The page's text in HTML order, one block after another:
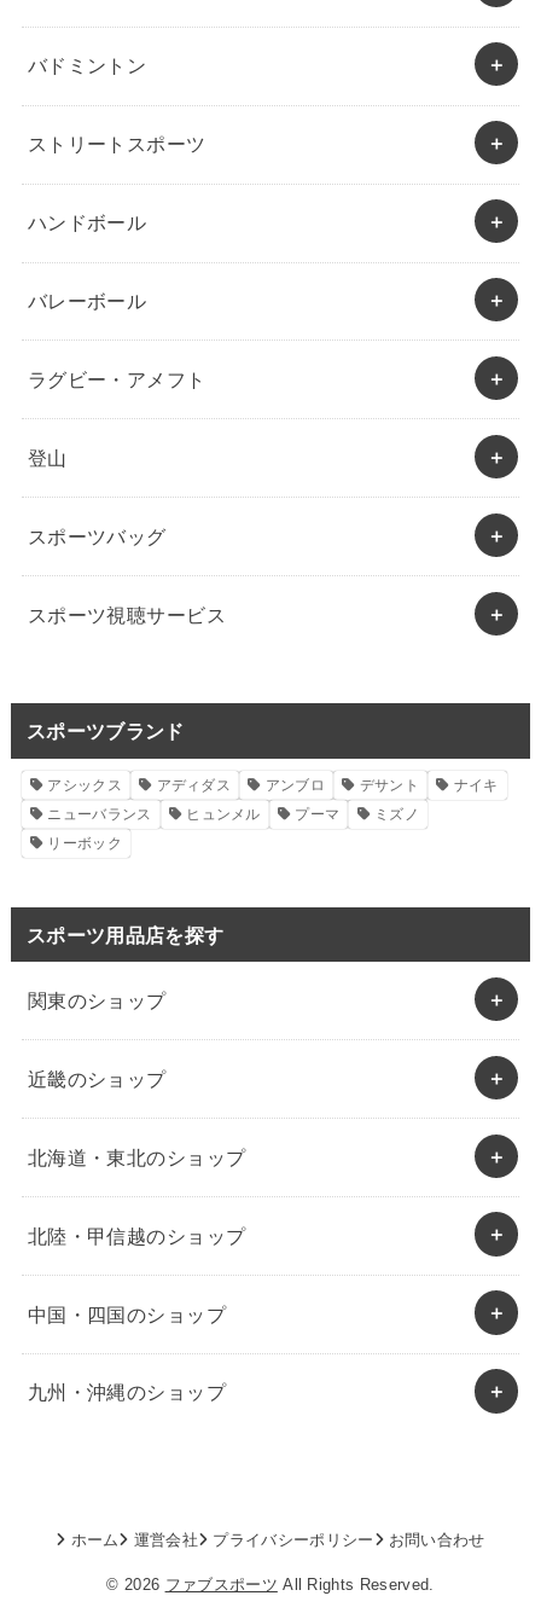
バドミントン
ストリートスポーツ
ハンドボール
バレーボール
ラグビー・アメフト
登山
スポーツバッグ
スポーツ視聴サービス
スポーツブランド
アシックス アディダス アンブロ デサント
ナイキ
ニューバランス
ヒュンメル プーマ
ミズノ
リーボック
スポーツ用品店を探す
関東のショップ
近畿のショップ
北海道・東北のショップ
北陸・甲信越のショップ
中国・四国のショップ
九州・沖縄のショップ
ホーム 運営会社 プライバシーポリシー お問い合わせ
© 2026 ファブスポーツ All Rights Reserved.